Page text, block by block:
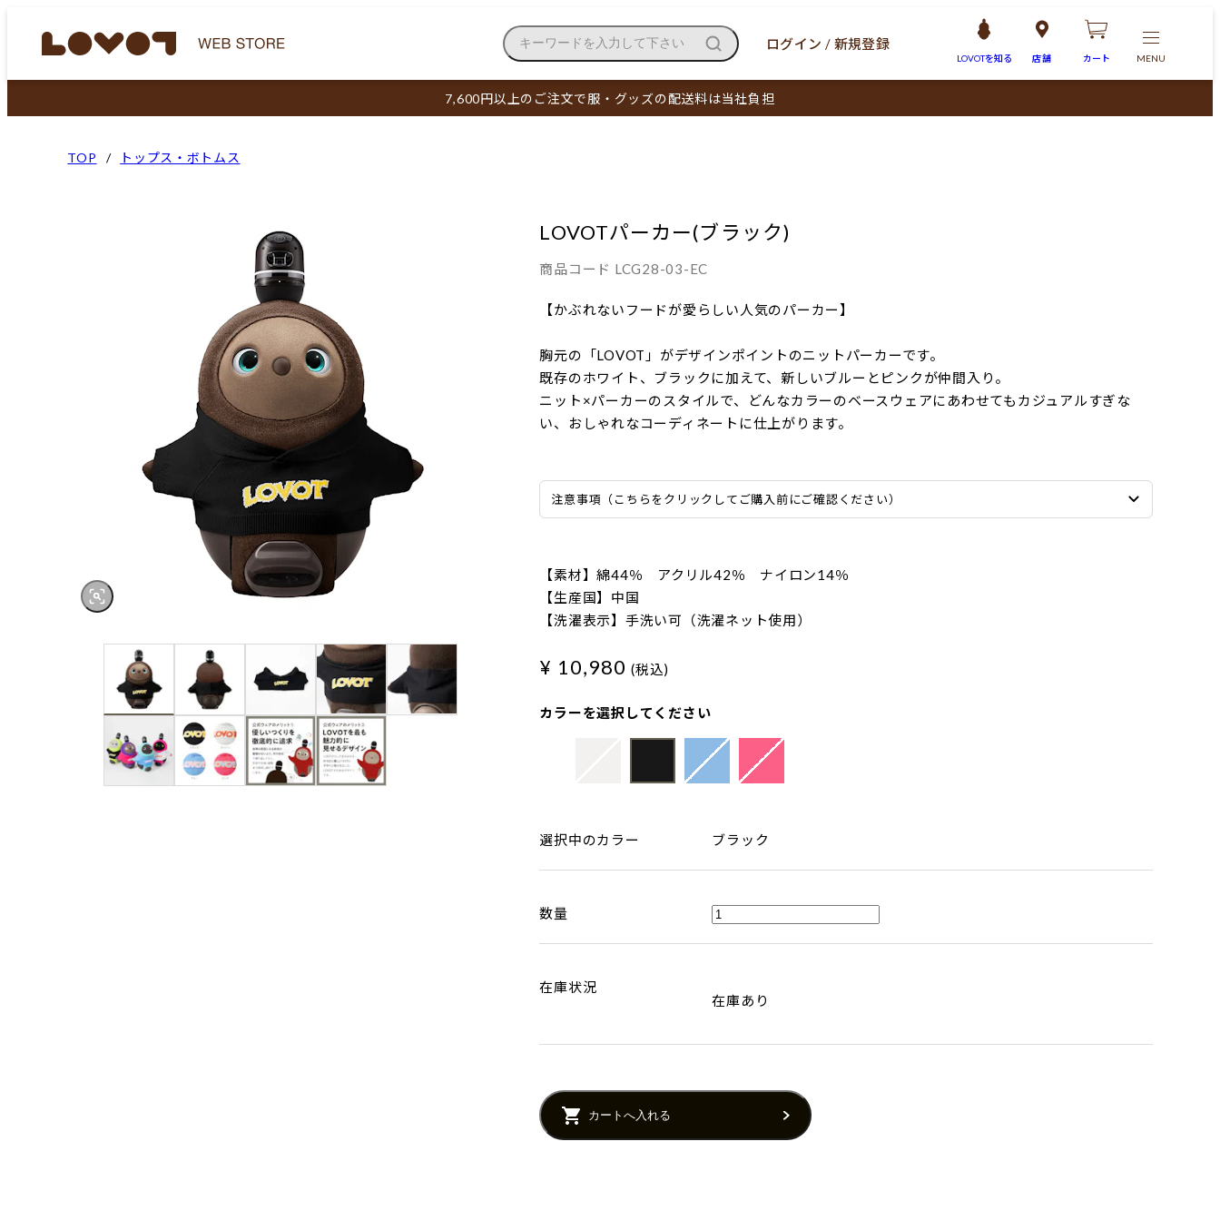
キーワードを入力して下さい ログイン / 新規登録
LOVOTを知る 店舗 カート MENU
7,600円以上のご注文で服・グッズの配送料は当社負担
TOP トップス・ボトムス
LOVOTパーカー(ブラック)
商品コード LCG28-03-EC
【かぶれないフードが愛らしい人気のパーカー】
胸元の「LOVOT」がデザインポイントのニットパーカーです。
既存のホワイト、ブラックに加えて、新しいブルーとピンクが仲間入り。
ニット×パーカーのスタイルで、どんなカラーのベースウェアにあわせてもカジュアルすぎな
い、おしゃれなコーディネートに仕上がります。
注意事項（こちらをクリックしてご購入前にご確認ください）
【素材】綿44％ アクリル42％ ナイロン14％
【生産国】中国
【洗濯表示】手洗い可（洗濯ネット使用）
¥ 10,980 (税込)
カラーを選択してください
選択中のカラー ブラック
数量
在庫状況
在庫あり
カートへ入れる